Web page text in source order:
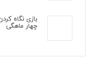
بازی نگاه
چهار ماهگی